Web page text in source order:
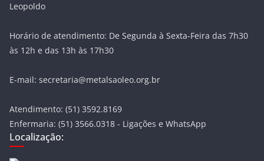
Leopoldo
Horário de atendimento: De Segunda à Sexta-Feira das 7h30
às 12h e das 13h às 17h30
E-mail: secretaria@metalsaoleo.org.br
Atendimento: (51) 3592.8169
Enfermaria: (51) 3566.0318 - Ligações e WhatsApp
Localização: